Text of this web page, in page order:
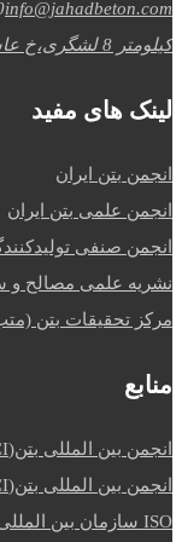
info@jahadbeton.com
کیلومتر 8 لشگری،خ عاشری، تقاطع جلال
لینک های مفید
انجمن بتن ایران
انجمن علمی بتن ایران
انجمن صنفی
نشریه علمی مصالح و
مرکز تحقیقات بتن
منابع
انجمن بین المللی بتن(ACI)
انجمن بین المللی بتن(ACI) – شاخه ایران
ISO سازمان بین المللی استاندارد